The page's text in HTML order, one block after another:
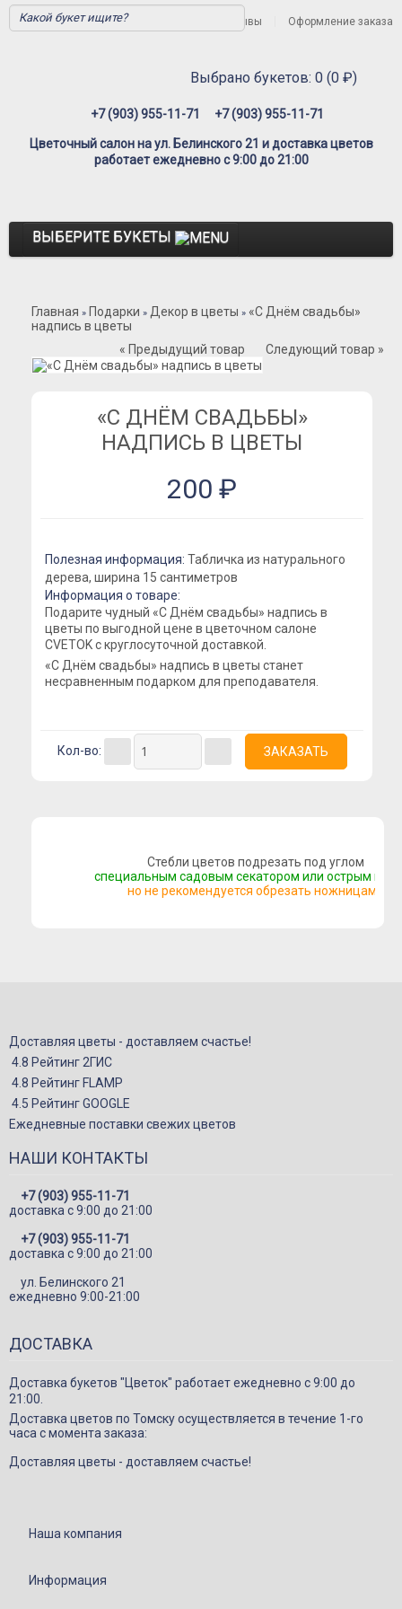
Вход Отзывы Оформление заказа
Выбрано букетов: 0 (0 ₽)
+7 (903) 955-11-71 +7 (903) 955-11-71
Цветочный салон на ул. Белинского 21 и доставка цветов
работает ежедневно с 9:00 до 21:00
ВЫБЕРИТЕ БУКЕТЫ
Розы Премиум
Розы Мордовия
Розы Кустовые
Розы Французские
Розы Поштучно
Букеты из ирисов
Букеты из лилий
Букеты из маттиолы
Букеты из подсолнухов
Букеты из ромашек
Букеты с альстромерией
Букеты с гвоздикой
Моно-букеты
Букеты с герберой
Цветы
Композиции
Конфеты и сладкие подарки
Шарики
Декор в цветы
Главная » Подарки » Декор в цветы » «С Днём свадьбы»
надпись в цветы
« Предыдущий товар
Следующий товар »
«С ДНЁМ СВАДЬБЫ»
НАДПИСЬ В ЦВЕТЫ
200 ₽
Полезная информация: Табличка из натурального
дерева, ширина 15 сантиметров
Информация о товаре:
Подарите чудный «С Днём свадьбы» надпись в
цветы по выгодной цене в цветочном салоне
CVETOK с круглосуточной доставкой.
«С Днём свадьбы» надпись в цветы станет
несравненным подарком для преподавателя.
Кол-во:
Стебли цветов подрезать под углом
специальным садовым секатором или острым
но не рекомендуется обрезать ножницами
Доставляя цветы - доставляем счастье!
4.8 Рейтинг 2ГИС
4.8 Рейтинг FLAMP
4.5 Рейтинг GOOGLE
Ежедневные поставки свежих цветов
НАШИ КОНТАКТЫ
+7 (903) 955-11-71
доставка c 9:00 до 21:00
+7 (903) 955-11-71
доставка c 9:00 до 21:00
ул. Белинского 21
ежедневно 9:00-21:00
ДОСТАВКА
Доставка букетов "Цветок" работает ежедневно с 9:00 до
21:00.
Доставка цветов по Томску осуществляется в течение 1-го
часа с момента заказа:
Доставляя цветы - доставляем счастье!
Наша компания
Информация